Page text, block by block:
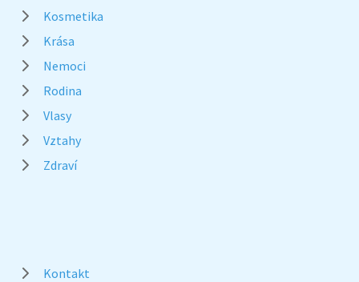
Kosmetika
Krása
Nemoci
Rodina
Vlasy
Vztahy
Zdraví
Kontakt